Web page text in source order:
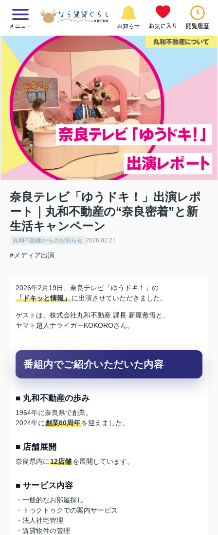
メニュー お知らせ お気に入り 閲覧履歴
奈良テレビ「ゆうドキ！」出演レポ
ート｜丸和不動産の“奈良密着”と新
生活キャンペーン
丸和不動産からのお知らせ 2026.02.21
#メディア出演
2026年2月19日、奈良テレビ「ゆうドキ！」の
「ドキッと情報」に出演させていただきました。
ゲストは、株式会社丸和不動産 課長 新屋敷悟と、
ヤマト超人ナライガーKOKOROさん。
番組内でご紹介いただいた内容
■ 丸和不動産の歩み
1964年に奈良県で創業。
2024年に 創業60周年を迎えました。
■ 店舗展開
奈良県内に 12店舗を展開しています。
■ サービス内容
・一般的なお部屋探し
・トゥクトゥクでの案内サービス
・法人社宅管理
・賃貸物件の管理